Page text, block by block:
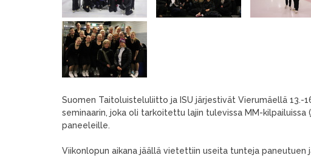
Suomen Taitoluisteluliitto ja ISU järjestivät Vierumäellä 13.-
seminaarin, joka oli tarkoitettu lajin tulevissa MM-
paneeleille.
Viikonlopun aikana jäällä vietettiin useita tunteja